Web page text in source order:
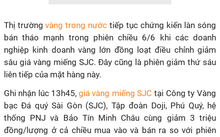
Thị trường vàng trong nước tiếp tục chứng kiến làn sóng
bán tháo mạnh trong phiên chiều 6/6 khi các doanh
nghiệp kinh doanh vàng lớn đồng loạt điều chỉnh giảm
sâu giá vàng miếng SJC. Đây cũng là phiên giảm thứ sáu
liên tiếp của mặt hàng này.
Ghi nhận lúc 13h45, giá vàng miếng SJC tại Công ty Vàng
bạc Đá quý Sài Gòn (SJC), Tập đoàn Doji, Phú Quý, hệ
thống PNJ và Bảo Tín Minh Châu cùng giảm 3 triệu
đồng/lượng ở cả chiều mua vào và bán ra so với phiên